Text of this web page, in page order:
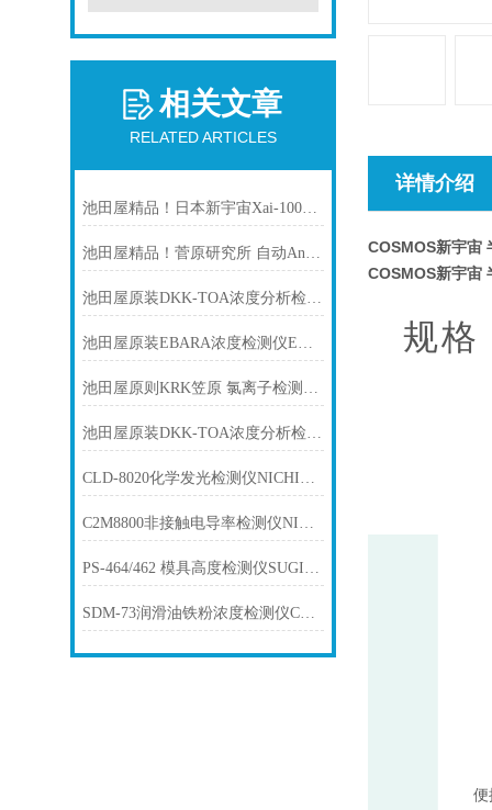
相关文章
RELATED ARTICLES
池田屋精品！日本新宇宙Xai-1000STII气体检测仪自动点检台
池田屋精品！菅原研究所 自动Anderon单轴式轴承检测仪 参数介绍
池田屋原装DKK-TOA浓度分析检测仪FBM-100A产品介绍技术参
池田屋原装EBARA浓度检测仪EG-660产品介绍技术参
池田屋原则KRK笠原 氯离子检测仪 CL-11Z产品介绍技术参
池田屋原装DKK-TOA浓度分析检测仪FBM-100A产品介绍技术参数
CLD-8020化学发光检测仪NICHIRI日理
C2M8800非接触电导率检测仪NICHIRI日理
PS-464/462 模具高度检测仪SUGIYAMA杉山
SDM-73润滑油铁粉浓度检测仪COSMOS新宇宙
详情介绍
COSMOS新宇宙
COSMOS新宇宙
规格
便